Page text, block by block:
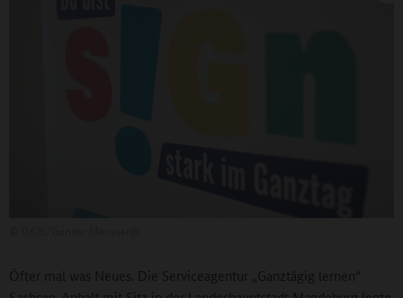
Öfter mal was Neues. Die Serviceagentur „Ganztägig lernen“